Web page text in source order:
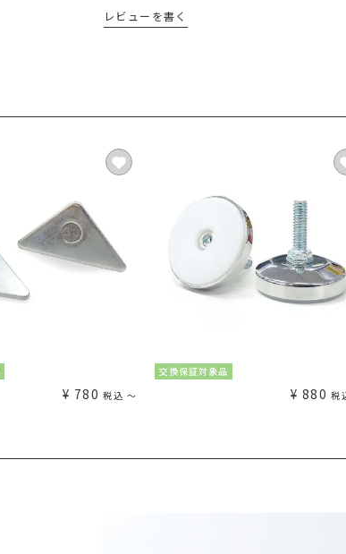
レビューを書く
¥ 780 税込 〜
交換保証対象品
¥ 880 税